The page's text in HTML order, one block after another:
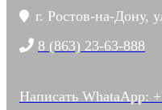
г. Ростов-на-Дону,
8 (863) 23-63-888
Написать WhataApp: